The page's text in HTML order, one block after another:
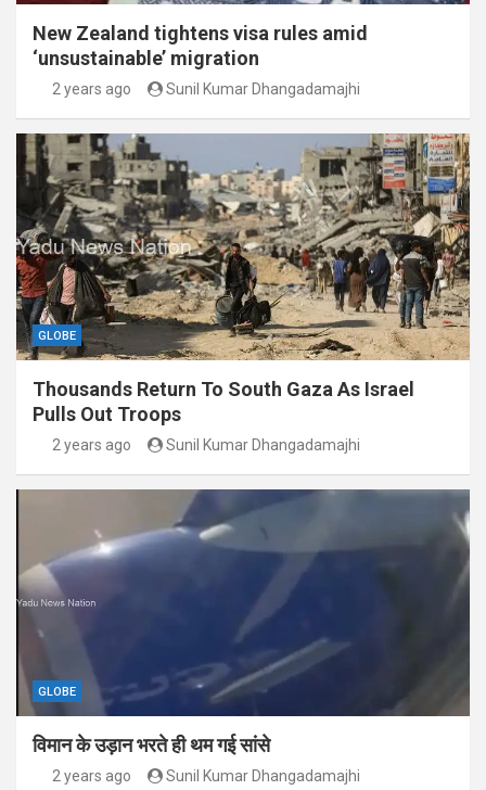
New Zealand tightens visa rules amid
‘unsustainable’ migration
2 years ago Sunil Kumar Dhangadamajhi
GLOBE
Thousands Return To South Gaza As Israel
Pulls Out Troops
2 years ago Sunil Kumar Dhangadamajhi
GLOBE
विमान के उड़ान भरते ही थम गई सांसे
2 years ago Sunil Kumar Dhangadamajhi